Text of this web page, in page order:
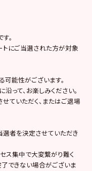
。
にご当選された方が対象
能性がございます。
って、お楽しみください。
ていただく、またはご退場
者を決定させていただき
ス集中で大変繋がり難く
できない場合がございま